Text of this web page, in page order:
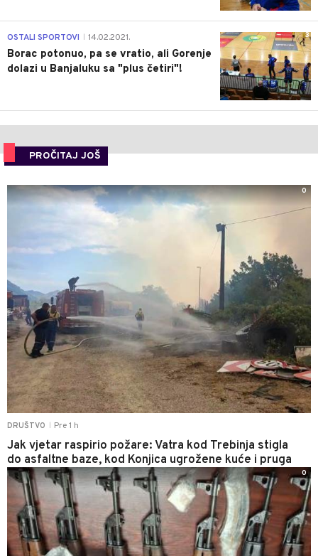
3
OSTALI SPORTOVI 14.02.2021.
Borac potonuo, pa se vratio, ali Gorenje
dolazi u Banjaluku sa "plus četiri"!
PROČITAJ JOŠ
DRUŠTVO Pre 1 h
Jak vjetar raspirio požare: Vatra kod Trebinja stigla
do asfaltne baze, kod Konjica ugrožene kuće i pruga
0
0